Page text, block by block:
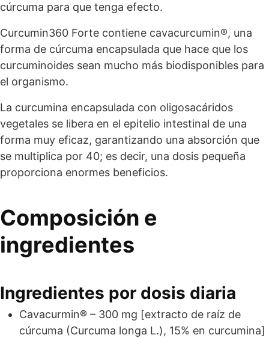
cúrcuma para que tenga efecto.
Curcumin360 Forte contiene cavacurcumin®, una
forma de cúrcuma encapsulada que hace que los
curcuminoides sean mucho más biodisponibles para
el organismo.
La curcumina encapsulada con oligosacáridos
vegetales se libera en el epitelio intestinal de una
forma muy eficaz, garantizando una absorción que
se multiplica por 40; es decir, una dosis pequeña
proporciona enormes beneficios.
Composición e
ingredientes
Ingredientes por dosis diaria
Cavacurmin® – 300 mg [extracto de raíz de
cúrcuma (Curcuma longa L.), 15% en curcumina]